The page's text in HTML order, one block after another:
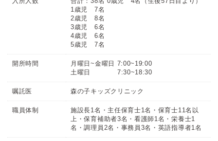
1歳児 7名
2歳児 8名
3歳児 6名
4歳児 6名
5歳児 7名
開所時間
月曜日~金曜日 7:00~19:00
土曜日 7:30~18:30
嘱託医 森の子キッズクリニック
職員体制
施設長1名・主任保育士1名・保育士11名以
上・保育補助者3名・看護師1名・栄養士1
名・調理員2名・事務員3名・英語指導者1名